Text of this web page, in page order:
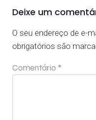
Deixe um
O seu endereço de e-
obrigatórios são
Comentário *